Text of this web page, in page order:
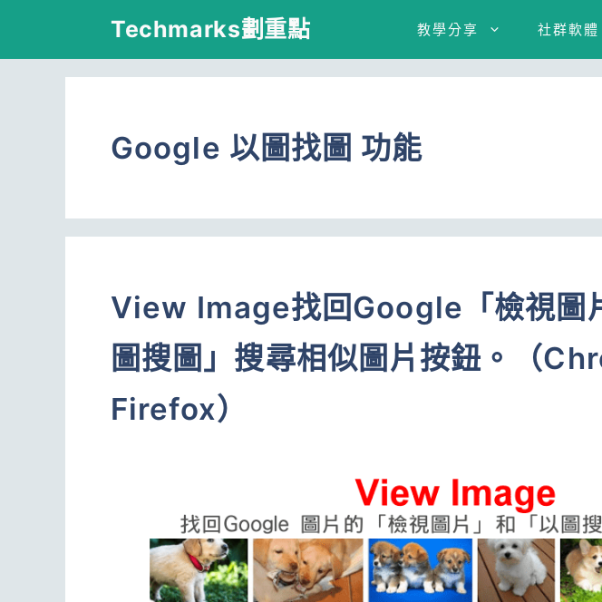
Techmarks劃重點 教學分享 社群軟體
Google 以圖找圖 功能
View Image找回Google「檢視圖
圖搜圖」搜尋相似圖片按鈕。（
Firefox）